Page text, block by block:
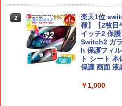
3 Nintendo
￥55,871
ニンテンド
3
【純正品】
J)
￥11,849
【純正品】
トローラー
3
【純正品】
ラー (カーボ
￥8,020
【純正品】
劇場版「鬼
窩座再来 通
￥3,523
2
楽天1位
種】【2枚目
イッチ2 保
Switch2 ガ
h 保護フィ
ト シート
保護 画面 液
￥1,000